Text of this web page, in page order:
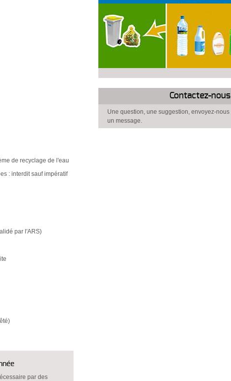
de recyclage de l'eau
: interdit sauf impératif
par l'ARS)
par des
Contactez-nous
Une question, une suggestion, envoyez-nous
un message.